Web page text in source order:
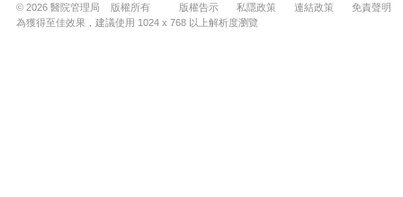
© 2026 醫院管理局 版權所有 版權告示 私隱政策 連結政策
免責聲明
為獲得至佳效果，建議使用 1024 x 768 以上解析度瀏覽